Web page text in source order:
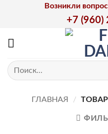
Возникли
+7 (960)
Искать:
ГЛАВНАЯ /